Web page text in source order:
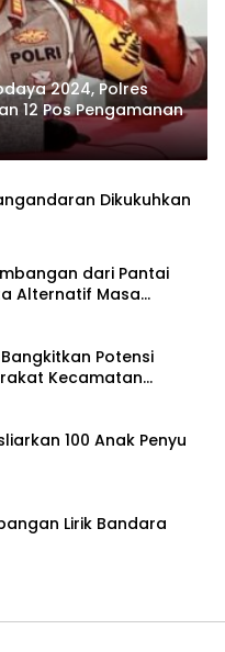
2024, Polres
12 Pos Pengamanan
Dikukuhkan
dari Pantai
Alternatif Masa
Bangkitkan Potensi
Kecamatan
100 Anak Penyu
Lirik Bandara